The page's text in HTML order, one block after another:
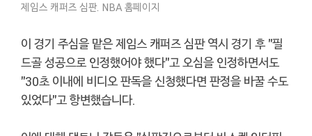
제임스 캐퍼즈 심판. NBA 홈페이지
이 경기 주심을 맡은 제임스 캐퍼즈 심판 역시 경기 후 "필
드골 성공으로 인정했어야 했다"고 오심을 인정하면서도
"30초 이내에 비디오 판독을 신청했다면 판정을 바꿀 수도
있었다"고 항변했습니다.